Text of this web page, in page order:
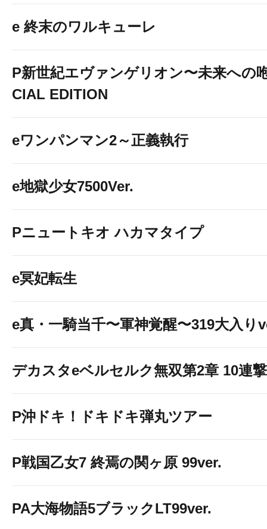
【明日以降のご
e 終末のワルキューレ
P新世紀エヴァンゲリオン〜未来への
CIAL EDITION
eワンパンマン2～正義執行
e地獄少女7500Ver.
Pニュートキオ ハカマタイプ
e冥妃転生
e真・一騎当千〜軍神覚醒〜319大入り
デカスタeベルセルク無双第2章 10連
P沖ドキ！ドキドキ弾丸ツアー
P戦国乙女7 終焉の関ヶ原 99ver.
PA大海物語5ブラックLT99ver.